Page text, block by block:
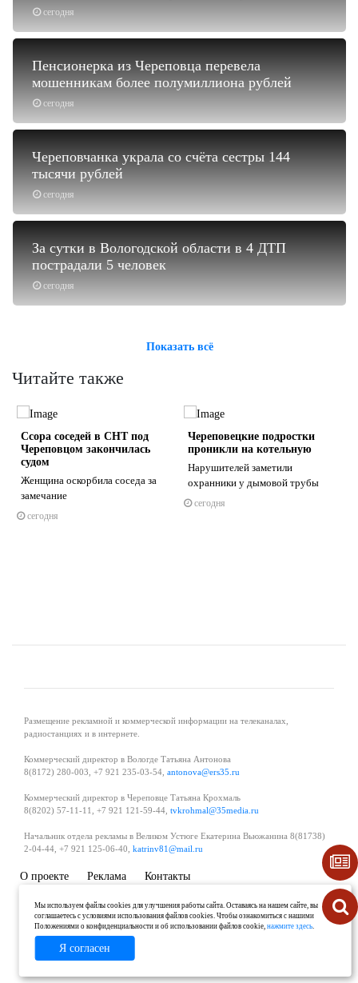
сегодня
сегодня
Пенсионерка из Череповца перевела
мошенникам более полумиллиона рублей
сегодня
Череповчанка украла со счёта сестры 144
тысячи рублей
сегодня
За сутки в Вологодской области в 4 ДТП
пострадали 5 человек
Показать всё
Читайте также
Ссора соседей в СНТ под
Череповцом закончилась
судом
Женщина оскорбила соседа за
замечание
сегодня
Череповецкие подростки
проникли на котельную
Нарушителей заметили
охранники у дымовой трубы
сегодня
Размещение рекламной и коммерческой информации на телеканалах,
радиостанциях и в интернете.
Коммерческий директор в Вологде Татьяна Антонова
8(8172) 280-003, +7 921 235-03-54, antonova@ers35.ru
Коммерческий директор в Череповце Татьяна Крохмаль
8(8202) 57-11-11, +7 921 121-59-44, tvkrohmal@35media.ru
Начальник отдела рекламы в Великом Устюге Екатерина Вьюжанина 8(81738)
2-04-44, +7 921 125-06-40, katrinv81@mail.ru
О проекте Реклама
Контакты
Политика в области обработки и защиты персональных данных
Мы используем файлы cookies для улучшения работы сайта. Оставаясь на нашем сайте, вы
соглашаетесь с условиями использования файлов cookies. Чтобы ознакомиться с нашими
Положениями о конфиденциальности и об использовании файлов cookie,нажмите здесь.
Я согласен